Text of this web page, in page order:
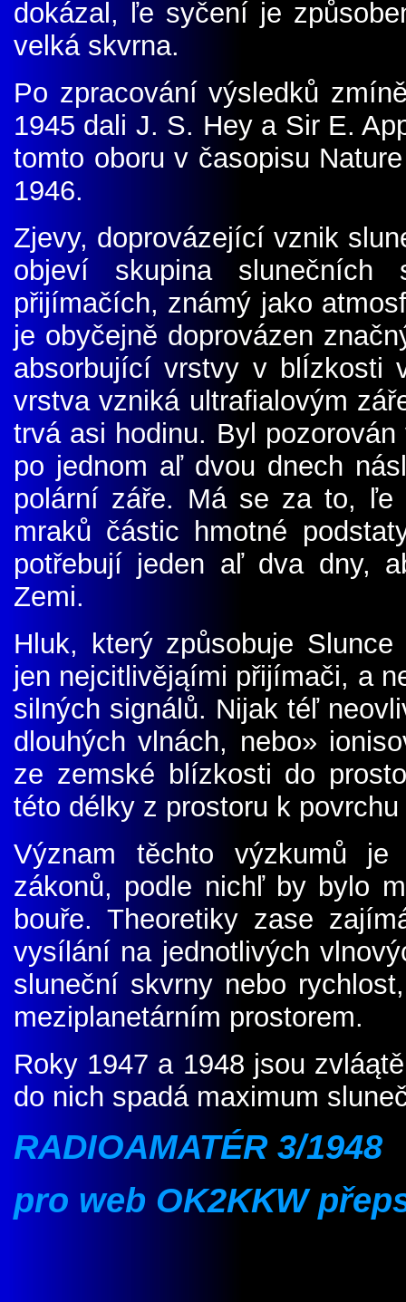
dokázal, ľe syčení je
velká skvrna.
Po zpracování výsledků
1945 dali J. S. Hey a Sir E.
tomto oboru v časopisu
1946.
Zjevy, doprovázející vznik
objeví skupina
přijímačích, známý jako
je obyčejně doprovázen
absorbující vrstvy v blÍzkosti
vrstva vzniká ultrafialovým
trvá asi hodinu. Byl
po jednom aľ dvou dnech
polární záře. Má se za to, ľe
mraků částic hmotné
potřebují jeden aľ dva dny,
Zemi.
Hluk, který způsobuje
jen nejcitlivějąími přijímači, a
silných signálů. Nijak téľ
dlouhých vlnách, nebo»
ze zemské blízkosti do
této délky z prostoru k
Význam těchto výzkumů
zákonů, podle nichľ by bylo
bouře. Theoretiky zase
vysílání na jednotlivých
sluneční skvrny nebo
meziplanetárním prostorem.
Roky 1947 a 1948 jsou
do nich spadá maximum
RADIOAMATÉR 3/1948
pro web OK2KKW